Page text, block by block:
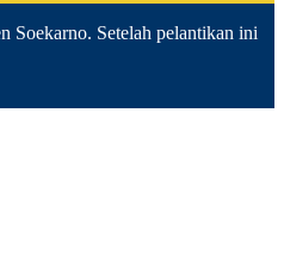
Soekarno. Setelah pelantikan ini